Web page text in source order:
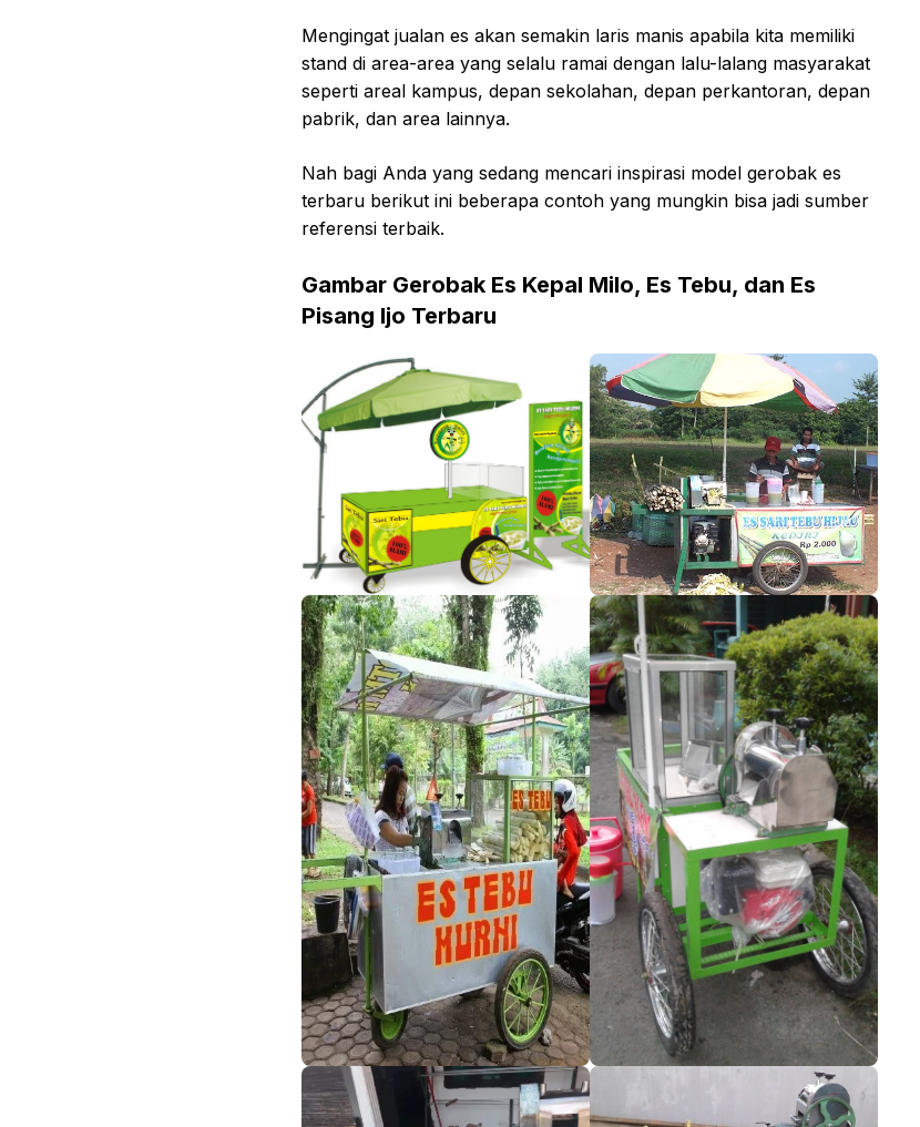
Mengingat jualan es akan semakin laris manis apabila kita memiliki
stand di area-area yang selalu ramai dengan lalu-lalang masyarakat
seperti areal kampus, depan sekolahan, depan perkantoran, depan
pabrik, dan area lainnya.
Nah bagi Anda yang sedang mencari inspirasi model gerobak es
terbaru berikut ini beberapa contoh yang mungkin bisa jadi sumber
referensi terbaik.
Gambar Gerobak Es Kepal Milo, Es Tebu, dan Es
Pisang Ijo Terbaru